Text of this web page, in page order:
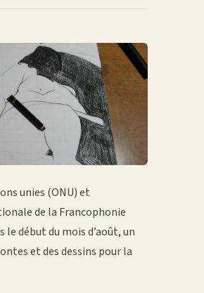
unies (ONU) et
de la Francophonie
début du mois d’août, un
et des dessins pour la